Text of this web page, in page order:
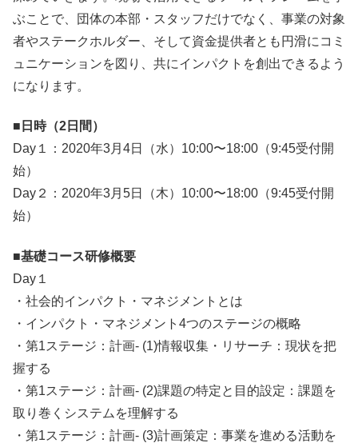
ぶことで、団体の本部・スタッフだけでなく、事業の対象
者やステークホルダー、そして資金提供者とも円滑にコミ
ュニケーションを図り、共にインパクトを創出できるよう
になります。
■日時（2日間）
Day１：2020年3月4日（水）10:00〜18:00（9:45受付開
始）
Day２：2020年3月5日（木）10:00〜18:00（9:45受付開
始）
■基礎コース研修概要
Day１
・社会的インパクト・マネジメントとは
・インパクト・マネジメント4つのステージの概略
・第1ステージ：計画- (1)情報収集・リサーチ：現状を把
握する
・第1ステージ：計画- (2)課題の特定と目的設定：課題を
取り巻くシステムを理解する
・第1ステージ：計画- (3)計画策定：事業を進める活動を